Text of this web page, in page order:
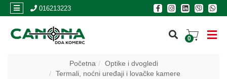
016213223
0
REGISTRACIJA
Početna
Optike i dvogledi
Termali, noćni uređaji i lovačke kamere